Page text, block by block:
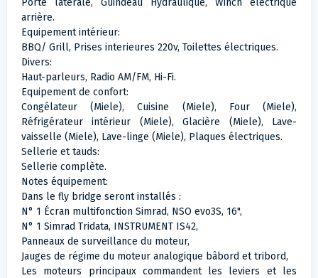
Porte latérale, Guindeau Hydraulique, Winch électrique
arrière.
Equipement intérieur:
BBQ/ Grill, Prises interieures 220v, Toilettes électriques.
Divers:
Haut-parleurs, Radio AM/FM, Hi-Fi.
Equipement de confort:
Congélateur (Miele), Cuisine (Miele), Four (Miele),
Réfrigérateur intérieur (Miele), Glacière (Miele), Lave-
vaisselle (Miele), Lave-linge (Miele), Plaques électriques.
Sellerie et tauds:
Sellerie complète.
Notes équipement:
Dans le fly bridge seront installés :
N° 1 Écran multifonction Simrad, NSO evo3S, 16",
N° 1 Simrad Tridata, INSTRUMENT IS42,
Panneaux de surveillance du moteur,
Jauges de régime du moteur analogique bâbord et tribord,
Les moteurs principaux commandent les leviers et les